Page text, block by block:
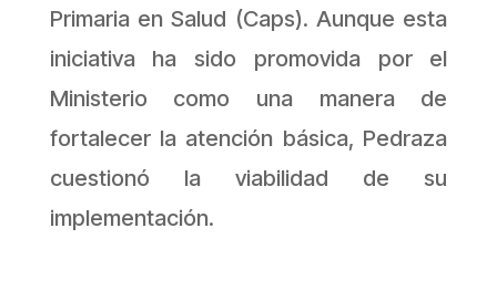
Primaria en Salud (Caps). Aunque esta
iniciativa ha sido promovida por el
Ministerio como una manera de
fortalecer la atención básica, Pedraza
cuestionó la viabilidad de su
implementación.